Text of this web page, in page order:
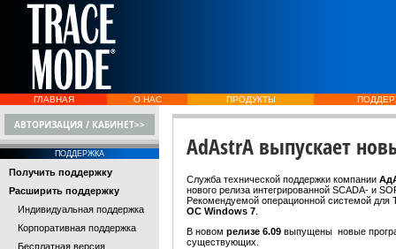
ГЛАВНАЯ О НАС ПРОДУКТЫ
АВТОРИЗАЦИЯ / КАБИНЕТ>>
ПОДДЕРЖКА
Получить поддержку
Расширить поддержку
Индивидуальная поддержка
Корпоративная поддержка
Бесплатная версия
AdAstrA выпускает
Служба технической поддержки компании
нового релиза интегрированной SCADA- и
Рекомендуемой операционной системой для
ОС Windows 7
В новом релизе 6.09 выпущены новые
существующих.